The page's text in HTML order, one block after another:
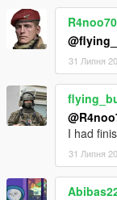
31 Липня
I had
31 Липня